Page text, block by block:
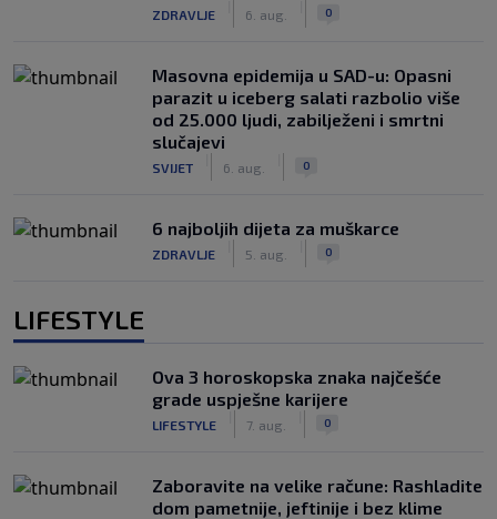
ZDRAVLJE 6. aug. 0
Masovna epidemija u SAD-u: Opasni
parazit u iceberg salati razbolio više
od 25.000 ljudi, zabilježeni i smrtni
slučajevi
SVIJET 6. aug. 0
6 najboljih dijeta za muškarce
ZDRAVLJE 5. aug. 0
LIFESTYLE
Ova 3 horoskopska znaka najčešće
grade uspješne karijere
LIFESTYLE 7. aug. 0
Zaboravite na velike račune: Rashladite
dom pametnije, jeftinije i bez klime